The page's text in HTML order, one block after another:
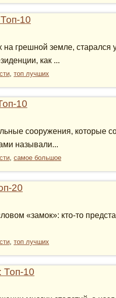
10
грешной земле, старался
как ...
, топ лучших
10
сооружения, которые
называли...
, самое большое
20
«замок»: кто-то
, топ лучших
Топ-10